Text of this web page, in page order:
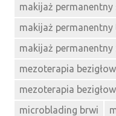
makijaż permanentny
makijaż
makijaż permanentny
mezoterapia
mezoterapia
microblading brwi